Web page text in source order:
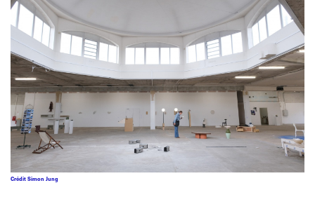
Crédit Simon Jung